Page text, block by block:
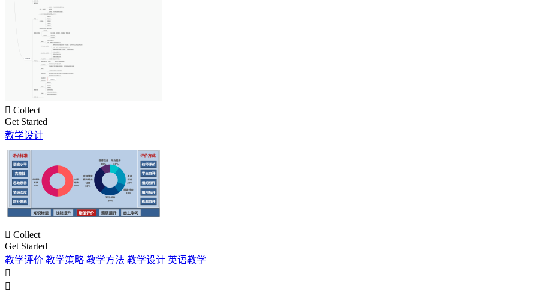
 Collect
Get Started
教学设计
 Collect
Get Started
教学评价 教学策略 教学方法 教学设计 英语教学

